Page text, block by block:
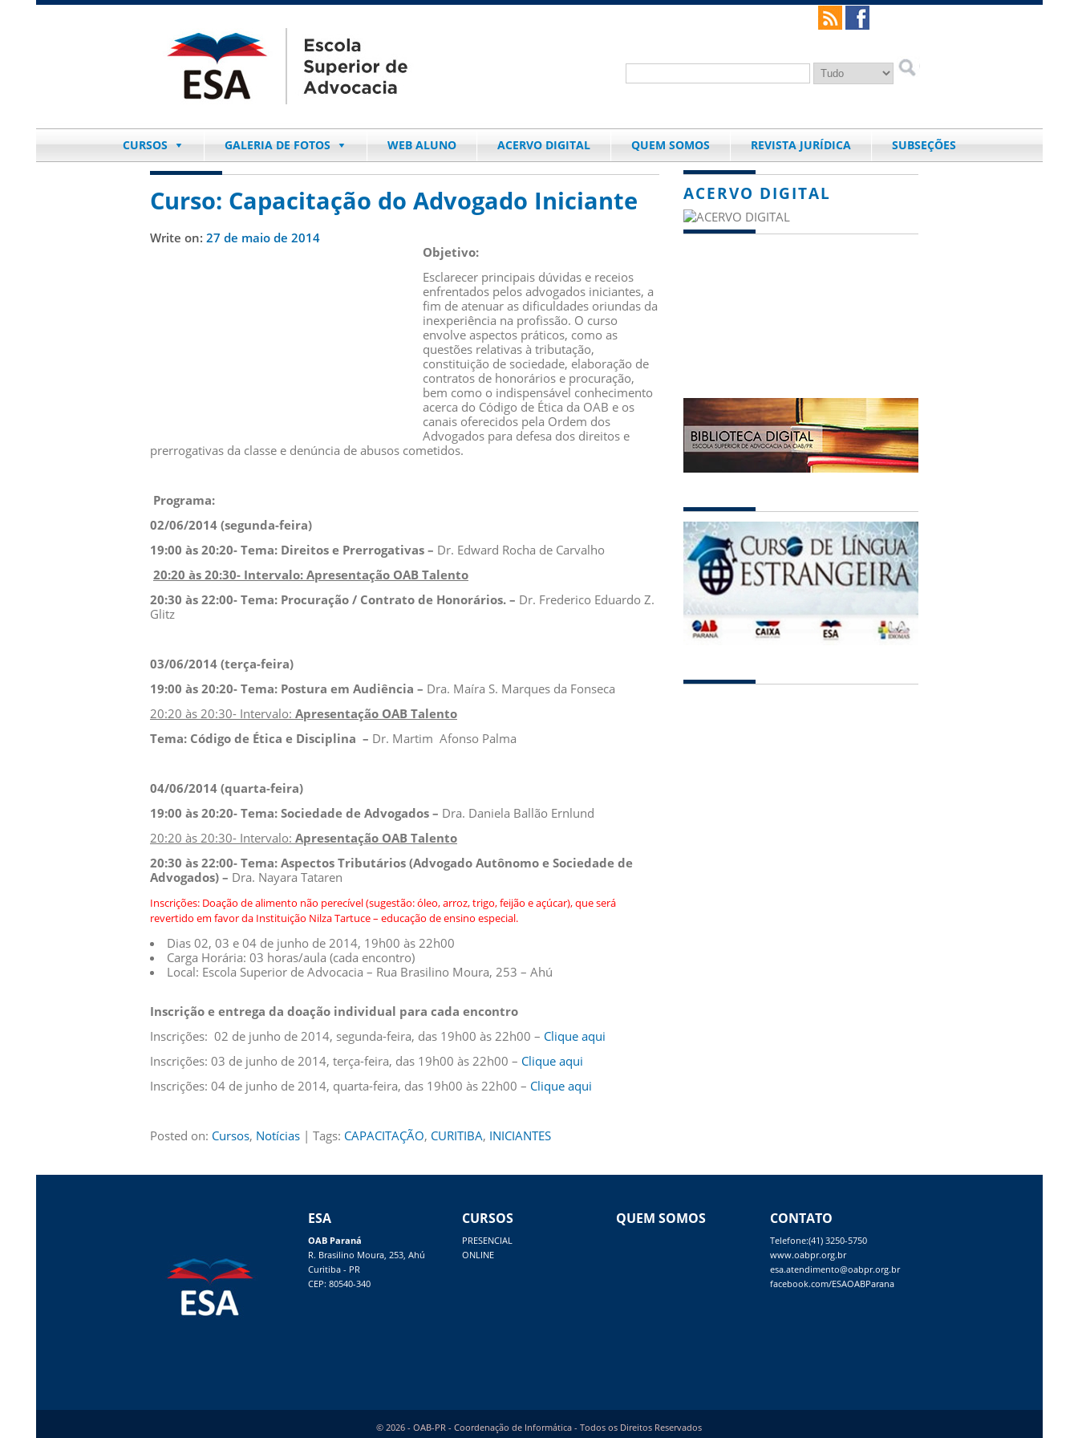
CURSOS GALERIA DE FOTOS WEB ALUNO ACERVO DIGITAL QUEM SOMOS REVISTA JURÍDICA SUBSEÇÕES
Curso: Capacitação do Advogado Iniciante
Write on: 27 de maio de 2014
Objetivo:
Esclarecer principais dúvidas e receios
enfrentados pelos advogados iniciantes, a
fim de atenuar as dificuldades oriundas da
inexperiência na profissão. O curso
envolve aspectos práticos, como as
questões relativas à tributação,
constituição de sociedade, elaboração de
contratos de honorários e procuração,
bem como o indispensável conhecimento
acerca do Código de Ética da OAB e os
canais oferecidos pela Ordem dos
Advogados para defesa dos direitos e
prerrogativas da classe e denúncia de abusos cometidos.
Programa:
02/06/2014 (segunda-feira)
19:00 às 20:20- Tema: Direitos e Prerrogativas – Dr. Edward Rocha de Carvalho
20:20 às 20:30- Intervalo: Apresentação OAB Talento
20:30 às 22:00- Tema: Procuração / Contrato de Honorários. – Dr. Frederico Eduardo Z.
Glitz
03/06/2014 (terça-feira)
19:00 às 20:20- Tema: Postura em Audiência – Dra. Maíra S. Marques da Fonseca
20:20 às 20:30- Intervalo: Apresentação OAB Talento
Tema: Código de Ética e Disciplina – Dr. Martim Afonso Palma
04/06/2014 (quarta-feira)
19:00 às 20:20- Tema: Sociedade de Advogados – Dra. Daniela Ballão Ernlund
20:20 às 20:30- Intervalo: Apresentação OAB Talento
20:30 às 22:00- Tema: Aspectos Tributários (Advogado Autônomo e Sociedade de
Advogados) – Dra. Nayara Tataren
Inscrições: Doação de alimento não perecível (sugestão: óleo, arroz, trigo, feijão e açúcar), que será
revertido em favor da Instituição Nilza Tartuce – educação de ensino especial.
Dias 02, 03 e 04 de junho de 2014, 19h00 às 22h00
Carga Horária: 03 horas/aula (cada encontro)
Local: Escola Superior de Advocacia – Rua Brasilino Moura, 253 – Ahú
Inscrição e entrega da doação individual para cada encontro
Inscrições: 02 de junho de 2014, segunda-feira, das 19h00 às 22h00 – Clique aqui
Inscrições: 03 de junho de 2014, terça-feira, das 19h00 às 22h00 – Clique aqui
Inscrições: 04 de junho de 2014, quarta-feira, das 19h00 às 22h00 – Clique aqui
Posted on: Cursos, Notícias | Tags: CAPACITAÇÃO, CURITIBA, INICIANTES
ACERVO DIGITAL
ESA
OAB Paraná
R. Brasilino Moura, 253, Ahú
Curitiba - PR
CEP: 80540-340
CURSOS
PRESENCIAL
ONLINE
QUEM SOMOS CONTATO
Telefone:(41) 3250-5750
www.oabpr.org.br
esa.atendimento@oabpr.org.br
facebook.com/ESAOABParana
© 2026 - OAB-PR - Coordenação de Informática - Todos os Direitos Reservados